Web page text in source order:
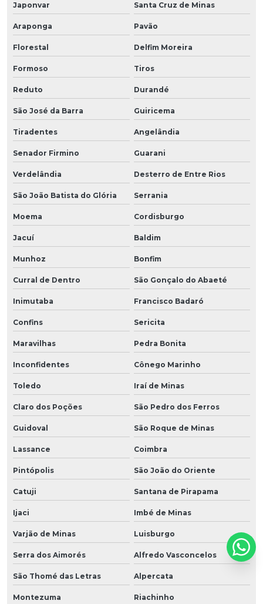
Japonvar Santa Cruz de Minas
Araponga Pavão
Florestal Delfim Moreira
Formoso Tiros
Reduto Durandé
São José da Barra Guiricema
Tiradentes Angelândia
Senador Firmino Guarani
Verdelândia Desterro de Entre Rios
São João Batista do Glória Serrania
Moema Cordisburgo
Jacuí Baldim
Munhoz Bonfim
Curral de Dentro São Gonçalo do Abaeté
Inimutaba Francisco Badaró
Confins Sericita
Maravilhas Pedra Bonita
Inconfidentes Cônego Marinho
Toledo Iraí de Minas
Claro dos Poções São Pedro dos Ferros
Guidoval São Roque de Minas
Lassance Coimbra
Pintópolis São João do Oriente
Catuji Santana de Pirapama
Ijaci Imbé de Minas
Varjão de Minas Luisburgo
Serra dos Aimorés Alfredo Vasconcelos
São Thomé das Letras Alpercata
Montezuma Riachinho